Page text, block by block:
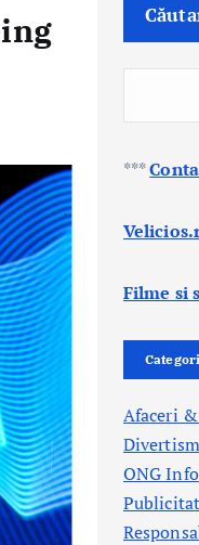
***
Filme si
Afaceri
ONG Info